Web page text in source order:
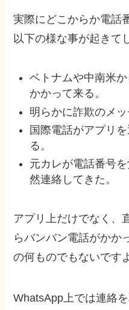
実際にどこからか電話
以下の様な事が起きて
ベトナムや中南米
かかって来る。
明らかに詐欺のメッ
国際電話がアプリ
る。
元カレが電話番号
然連絡してきた。
アプリ上だけでなく、
らバンバン電話がかか
の何ものでもないです
WhatsApp上では連絡